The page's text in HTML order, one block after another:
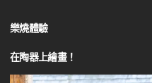
樂燒體驗
在陶器上繪畫！